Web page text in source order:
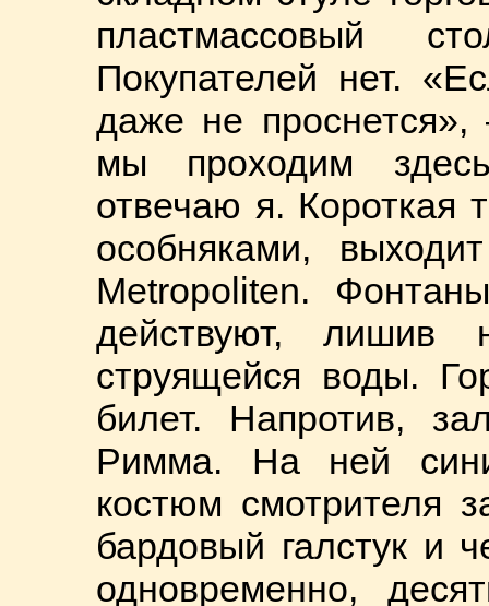
пластмассовый
Покупателей нет.
даже не проснется»,
мы проходим
отвечаю я. Короткая
особняками,
Metropoliten.
действуют, лишив
струящейся воды.
билет. Напротив,
Римма. На ней
костюм смотрителя
бардовый галстук и
одновременно,